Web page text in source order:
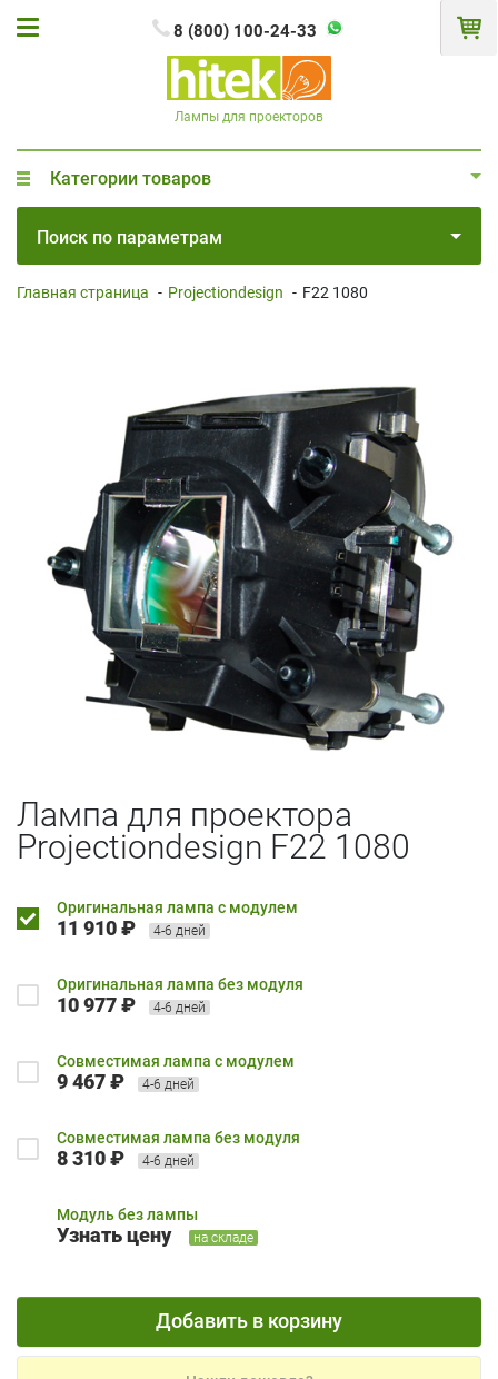
8 (800) 100-24-33
Лампы для проекторов
Категории товаров
Поиск по параметрам
Главная страница - Projectiondesign - F22 1080
Лампа для проектора
Projectiondesign F22 1080
Оригинальная лампа с модулем
11 910 ₽ 4-6 дней
Оригинальная лампа без модуля
10 977 ₽ 4-6 дней
Совместимая лампа с модулем
9 467 ₽ 4-6 дней
Совместимая лампа без модуля
8 310 ₽ 4-6 дней
Модуль без лампы
Узнать цену на складе
Добавить в корзину